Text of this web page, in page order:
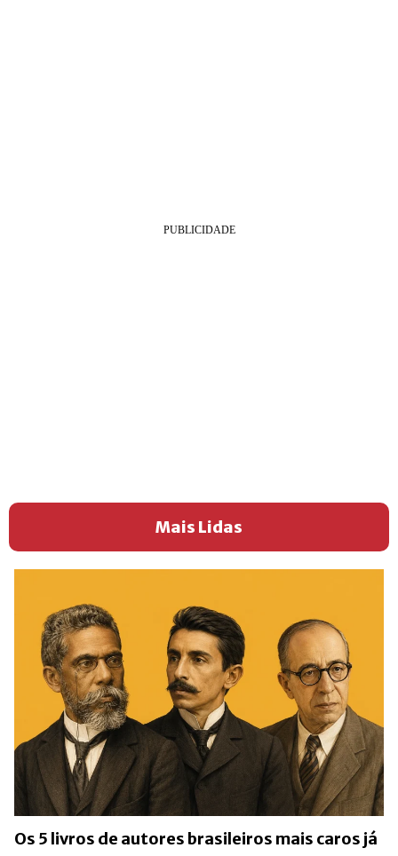
Mais Lidas
Os 5 livros de autores brasileiros mais caros já